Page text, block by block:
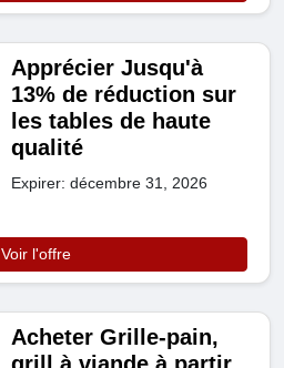
Apprécier Jusqu'à
13% de réduction sur
les tables de haute
qualité
Expirer: décembre 31, 2026
Voir l'offre
Acheter Grille-pain,